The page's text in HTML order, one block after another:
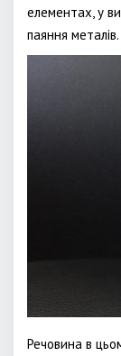
елементах, у
паяння металів.
Речовина в